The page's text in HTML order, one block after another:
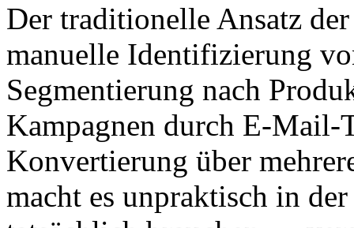
Der traditionelle Ansatz
manuelle Identifizierung
Segmentierung nach
Kampagnen durch E-Mail-
Konvertierung über
macht es unpraktisch in